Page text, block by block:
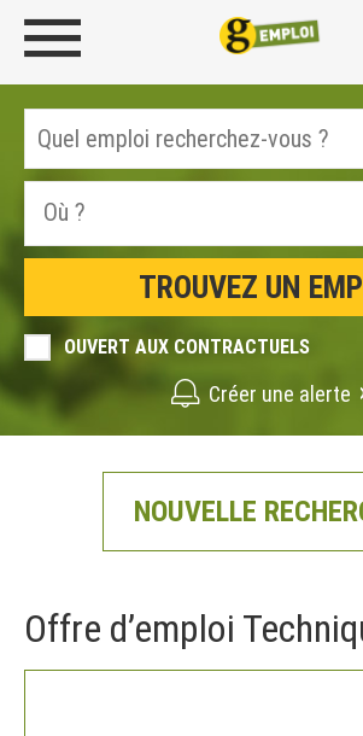
OUVERT AUX CONTRACTUELS
Créer une alerte
NOUVELLE
Offre d’emploi